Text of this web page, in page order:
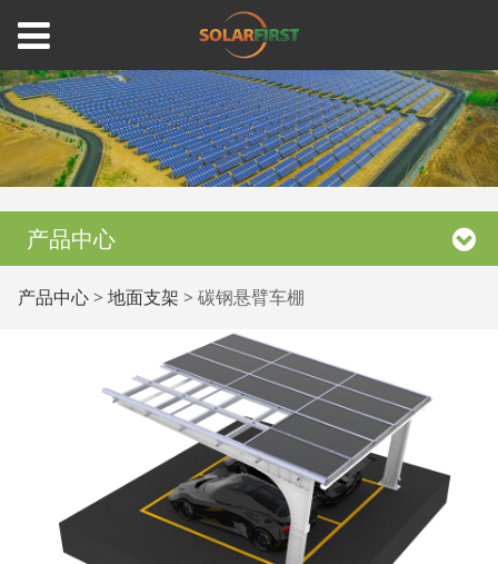
产品中心
碳钢悬臂车棚
产品中心> 地面支架 > 碳钢悬臂车棚